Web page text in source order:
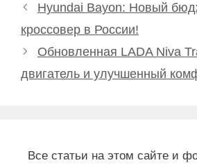
Hyundai Bayon: Новый
кроссовер в России!
Обновленная LADA Niva
двигатель и улучшенный
Все статьи на этом сайте и